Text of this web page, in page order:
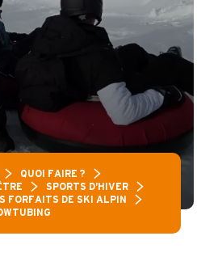
QUOI FAIRE ?
SPORTS D’HIVER
FORFAITS DE SKI ALPIN